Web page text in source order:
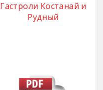
Гастроли Костанай и
Рудный